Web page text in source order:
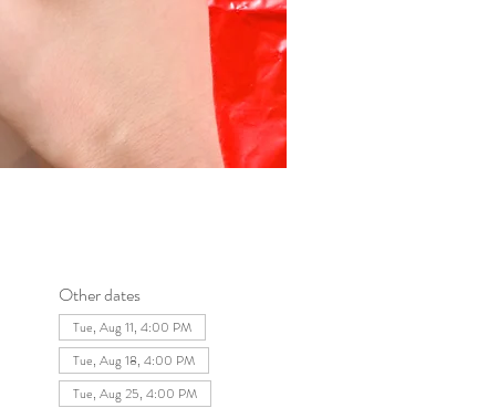
Other dates
Tue, Aug 11, 4:00 PM
Tue, Aug 18, 4:00 PM
Tue, Aug 25, 4:00 PM